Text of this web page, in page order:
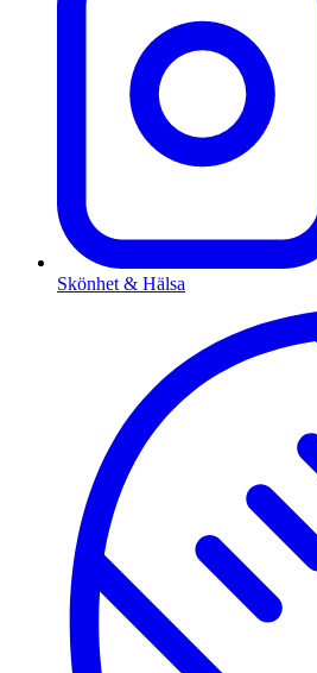
Skönhet & Hälsa